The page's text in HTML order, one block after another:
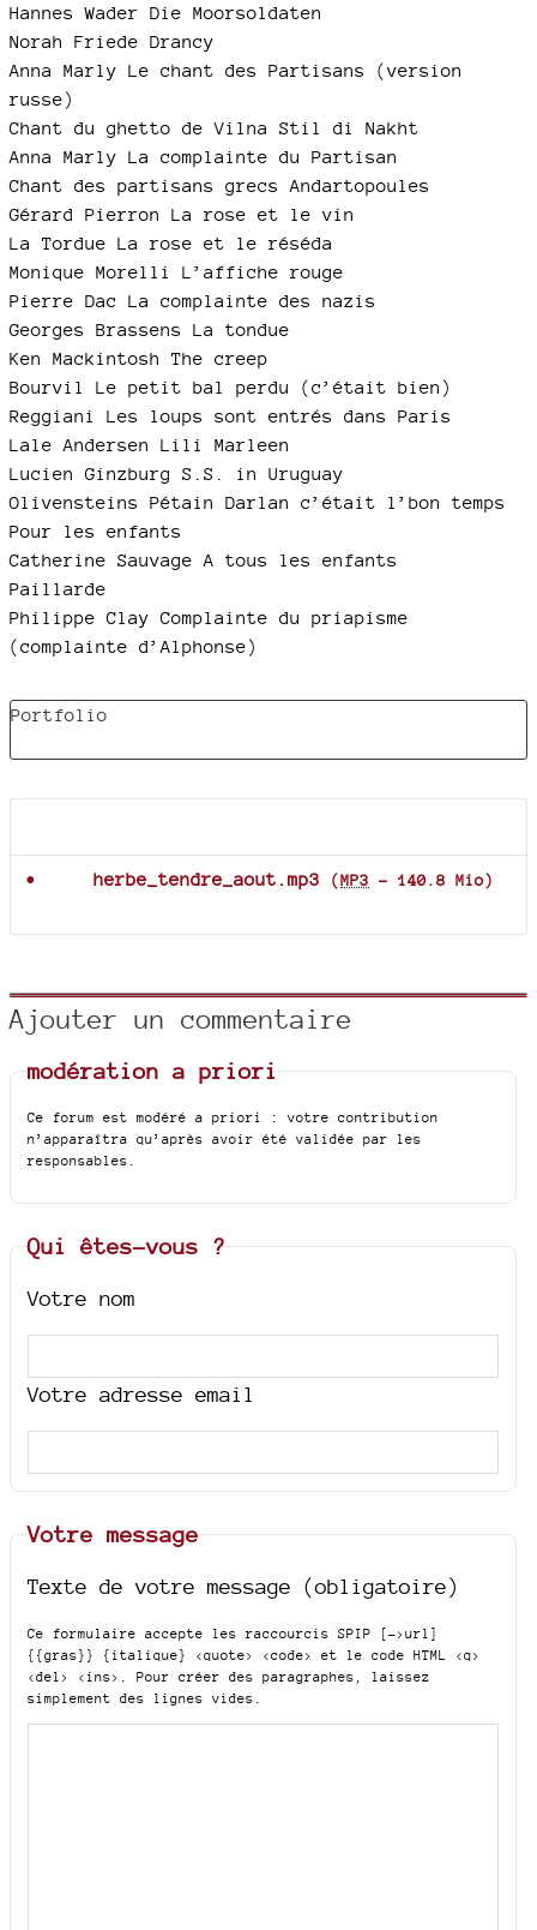
Hannes Wader Die Moorsoldaten
Norah Friede Drancy
Anna Marly Le chant des Partisans (version
russe)
Chant du ghetto de Vilna Stil di Nakht
Anna Marly La complainte du Partisan
Chant des partisans grecs Andartopoules
Gérard Pierron La rose et le vin
La Tordue La rose et le réséda
Monique Morelli L’affiche rouge
Pierre Dac La complainte des nazis
Georges Brassens La tondue
Ken Mackintosh The creep
Bourvil Le petit bal perdu (c’était bien)
Reggiani Les loups sont entrés dans Paris
Lale Andersen Lili Marleen
Lucien Ginzburg S.S. in Uruguay
Olivensteins Pétain Darlan c’était l’bon temps
Pour les enfants
Catherine Sauvage A tous les enfants
Paillarde
Philippe Clay Complainte du priapisme
(complainte d’Alphonse)
Portfolio
herbe_tendre_aout.mp3 (MP3 - 140.8 Mio)
Ajouter un commentaire
modération a priori
Ce forum est modéré a priori : votre contribution
n’apparaîtra qu’après avoir été validée par les
responsables.
Qui êtes-vous ?
Votre nom
Votre adresse email
Votre message
Texte de votre message (obligatoire)
Ce formulaire accepte les raccourcis SPIP
[->url]
{{gras}} {italique} <quote> <code>
et le code HTML <q>
<del> <ins>
. Pour créer des paragraphes, laissez
simplement des lignes vides.